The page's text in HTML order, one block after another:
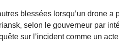
blessées lorsqu’un drone a
selon le gouverneur par
sur l’incident comme un